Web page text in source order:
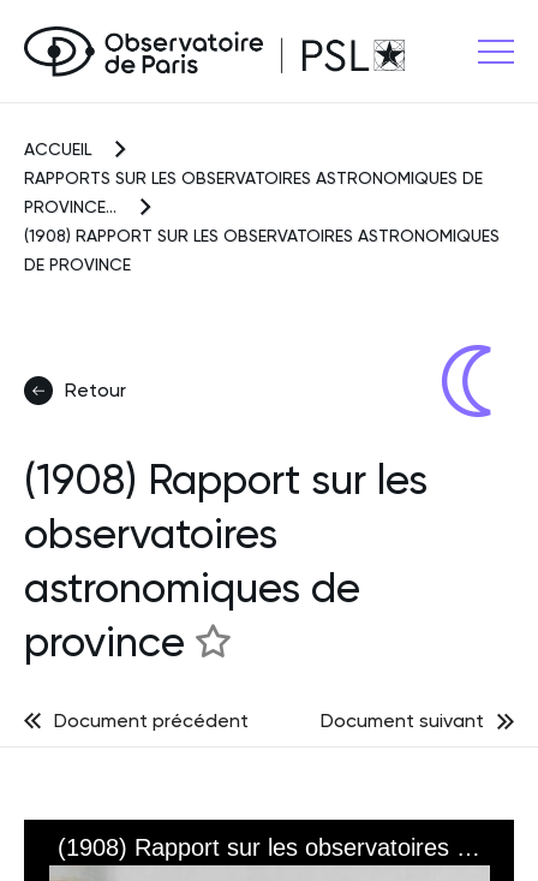
ACCUEIL
RAPPORTS SUR LES OBSERVATOIRES ASTRONOMIQUES DE
PROVINCE...
(1908) RAPPORT SUR LES OBSERVATOIRES ASTRONOMIQUES
DE PROVINCE
Retour
(1908) Rapport sur les
observatoires
astronomiques de
province
Document précédent Document suivant
(1908) Rapport sur les observatoires astronomiques de province